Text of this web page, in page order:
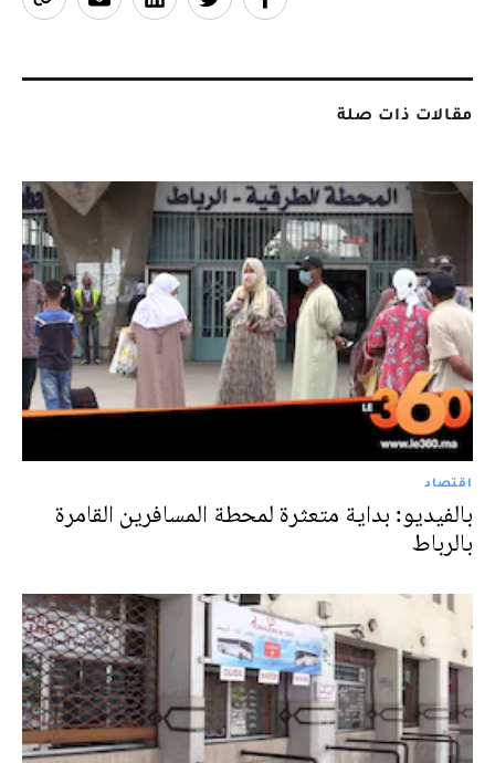
مقالات ذات صلة
اقتصاد
بالفيديو: بداية متعثرة لمحطة المسافرين القامرة
بالرباط